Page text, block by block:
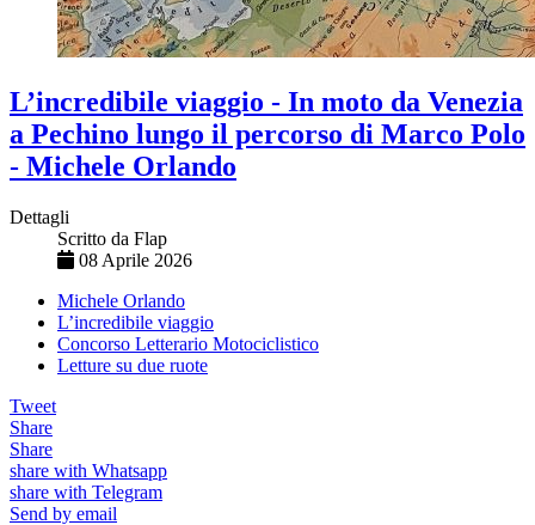
L’incredibile viaggio - In moto da Venezia
a Pechino lungo il percorso di Marco Polo
- Michele Orlando
Dettagli
Scritto da Flap
08 Aprile 2026
Michele Orlando
L’incredibile viaggio
Concorso Letterario Motociclistico
Letture su due ruote
Tweet
Share
Share
share with Whatsapp
share with Telegram
Send by email